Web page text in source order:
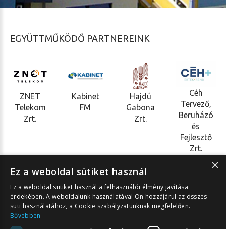
EGYÜTTMŰKÖDŐ PARTNEREINK
ZNET
Telekom
Zrt.
Kabinet
FM
Hajdú
Gabona
Zrt.
Céh
Tervező,
Beruházó
és
Fejlesztő
Zrt.
4031 Debrecen, Derék u. 33.
Telefon:+36 30 378 97 29
E-mail: info@debrecenijegcsarnok.hu
×
Ez a weboldal sütiket használ
Ez a weboldal sütiket használ a felhasználói élmény javítása
érdekében. A weboldalunk használatával Ön hozzájárul az összes
süti használatához, a Cookie szabályzatunknak megfelelően.
Bővebben